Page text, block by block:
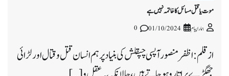
موت یا قتل مسائل کا خاتمہ نہیں ہے
ہمارا پیام 01/10/2024
0
ازقلم: اظفر منصور آپسی چپقلش کی بنیاد پر ہم انسان قتل و قتال اور لڑائی